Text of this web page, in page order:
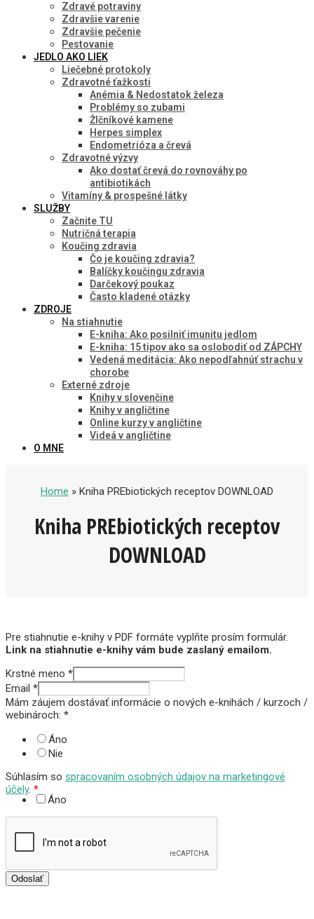
Zdravé potraviny
Zdravšie varenie
Zdravšie pečenie
Pestovanie
JEDLO AKO LIEK
Liečebné protokoly
Zdravotné ťažkosti
Anémia & Nedostatok železa
Problémy so zubami
Žlčníkové kamene
Herpes simplex
Endometrióza a črevá
Zdravotné výzvy
Ako dostať črevá do rovnováhy po
antibiotikách
Vitamíny & prospešné látky
SLUŽBY
Začnite TU
Nutričná terapia
Koučing zdravia
Čo je koučing zdravia?
Balíčky koučingu zdravia
Darčekový poukaz
Často kladené otázky
ZDROJE
Na stiahnutie
E-kniha: Ako posilniť imunitu jedlom
E-kniha: 15 tipov ako sa oslobodiť od ZÁPCHY
Vedená meditácia: Ako nepodľahnúť strachu v
chorobe
Externé zdroje
Knihy v slovenčine
Knihy v angličtine
Online kurzy v angličtine
Videá v angličtine
O MNE
Home » Kniha PREbiotických receptov DOWNLOAD
Kniha PREbiotických receptov
DOWNLOAD
Pre stiahnutie e-knihy v PDF formáte vyplňte prosím formulár.
Link na stiahnutie e-knihy vám bude zaslaný emailom.
Krstné meno *
Email *
Mám záujem dostávať informácie o nových e-knihách / kurzoch /
webinároch: *
Áno
Nie
Súhlasím so spracovaním osobných údajov na marketingové
účely. *
Áno
Odoslať